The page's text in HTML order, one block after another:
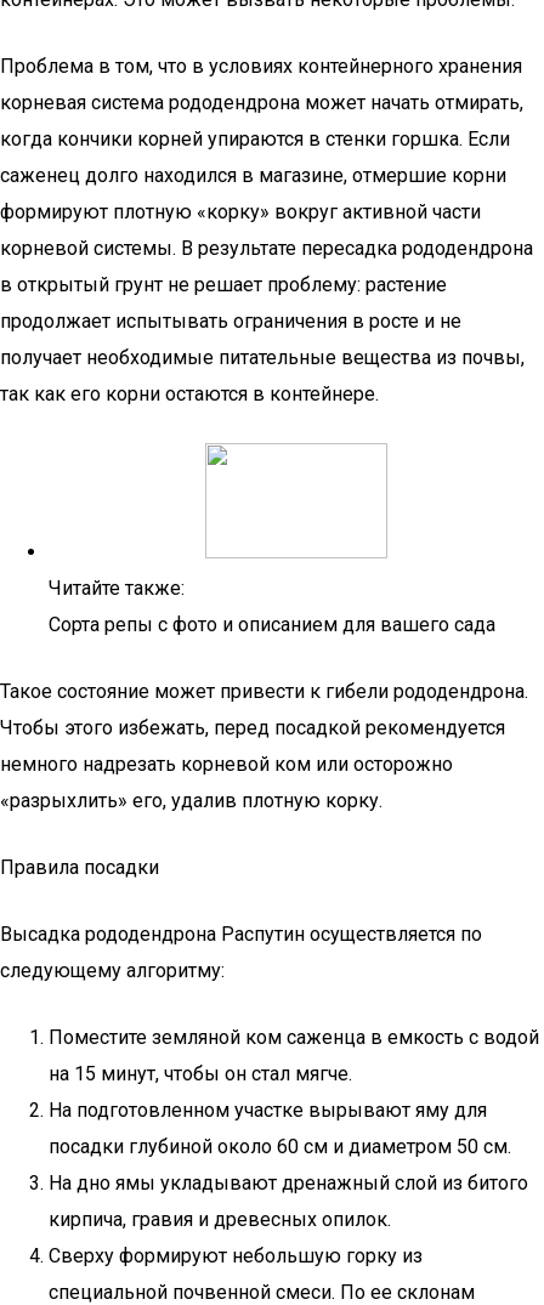
Проблема в том, что в условиях контейнерного хранения
корневая система рододендрона может начать отмирать,
когда кончики корней упираются в стенки горшка. Если
саженец долго находился в магазине, отмершие корни
формируют плотную «корку» вокруг активной части
корневой системы. В результате пересадка рододендрона
в открытый грунт не решает проблему: растение
продолжает испытывать ограничения в росте и не
получает необходимые питательные вещества из почвы,
так как его корни остаются в контейнере.
Читайте также:
Сорта репы с фото и описанием для вашего сада
Такое состояние может привести к гибели рододендрона.
Чтобы этого избежать, перед посадкой рекомендуется
немного надрезать корневой ком или осторожно
«разрыхлить» его, удалив плотную корку.
Правила посадки
Высадка рододендрона Распутин осуществляется по
следующему алгоритму:
Поместите земляной ком саженца в емкость с водой
на 15 минут, чтобы он стал мягче.
На подготовленном участке вырывают яму для
посадки глубиной около 60 см и диаметром 50 см.
На дно ямы укладывают дренажный слой из битого
кирпича, гравия и древесных опилок.
Сверху формируют небольшую горку из
специальной почвенной смеси. По ее склонам